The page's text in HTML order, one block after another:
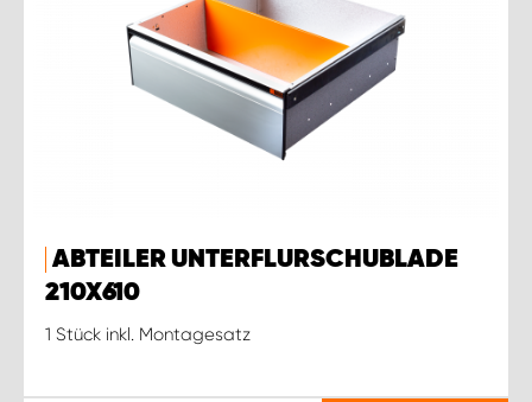
ABTEILER UNTERFLURSCHUBLADE
210X610
1 Stück inkl. Montagesatz